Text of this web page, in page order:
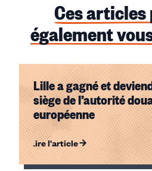
Ces articles
également
Lille a gagné et
siège de l’autorité
européenne
Lire l'article